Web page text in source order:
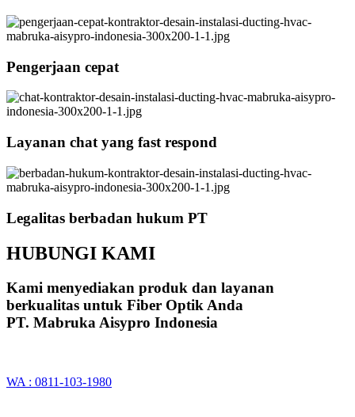
Pengerjaan cepat
Layanan chat yang fast respond
Legalitas berbadan hukum PT
HUBUNGI KAMI
Kami menyediakan produk dan layanan
berkualitas untuk Fiber Optik Anda
PT. Mabruka Aisypro Indonesia
WA : 0811-103-1980